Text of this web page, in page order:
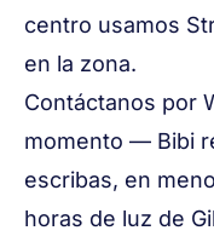
centro usamos
en la zona.
Contáctanos por
momento — Bibi
escribas, en
horas de luz de